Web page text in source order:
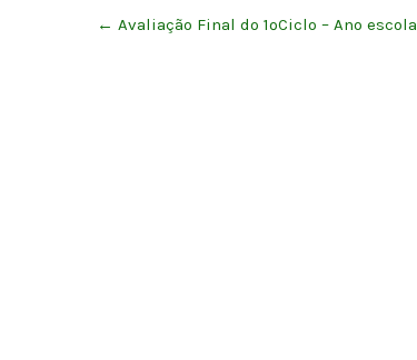
navigation
← Avaliação Final do 1ºCiclo – Ano